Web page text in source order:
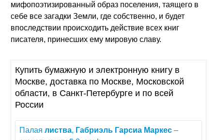
мифопоэтизированный образ поселения, таящего в
себе все загадки Земли, где собственно, и будет
впоследствии происходить действие всех книг
писателя, принесших ему мировую славу.
Купить бумажную и электронную книгу в
Москве, доставка по Москве, Московской
области, в Санкт-Петербурге и по всей
России
Палаялиства, Габриэль Гарсиа Маркес –